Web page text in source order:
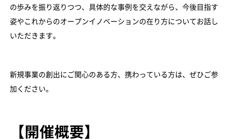
の歩みを振り返りつつ、具体的な事例を交えながら、今後目指す
姿やこれからのオープンイノベーションの在り方についてお話し
いただきます。
新規事業の創出にご関心のある方、携わっている方は、ぜひご参
加ください。
【開催概要】